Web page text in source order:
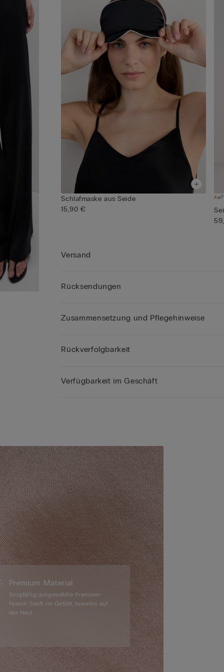
Schlafmaske aus Seide
15,90 €
Versand
Rücksendungen
Zusammensetzung und Pflegehinweise
Rückverfolgbarkeit
Verfügbarkeit im Geschäft
Premium Material
Sorgfältig ausgewählte Premium-
Fasern. Sanft im Gefühl, luxuriös auf
der Haut.